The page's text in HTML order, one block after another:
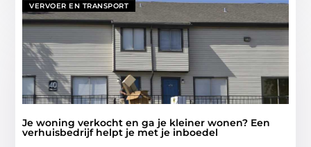
VERVOER EN TRANSPORT
Je woning verkocht en ga je kleiner wonen? Een
verhuisbedrijf helpt je met je inboedel